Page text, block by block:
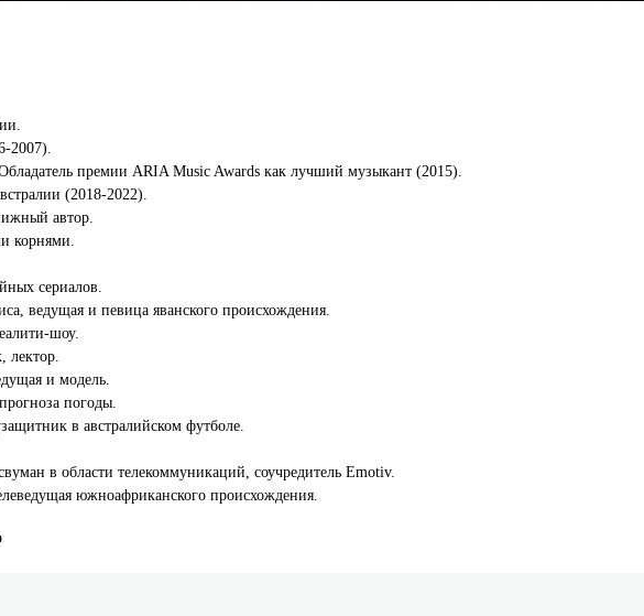
2007).
премии ARIA Music Awards как лучший музыкант (2015).
(2018-2022).
автор.
корнями.
сериалов.
ведущая и певица яванского происхождения.
шоу.
и модель.
погоды.
в австралийском футболе.
в области телекоммуникаций, соучредитель Emotiv.
южноафриканского происхождения.